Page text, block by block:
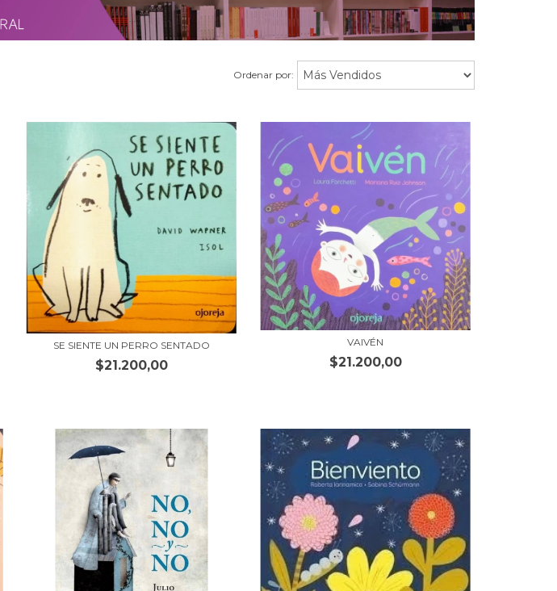
Ordenar por:
SE SIENTE UN PERRO SENTADO
$21.200,00
VAIVÉN
$21.200,00